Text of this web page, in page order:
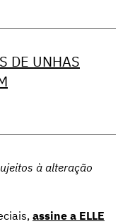
DE UNHAS
à alteração
assine a ELLE